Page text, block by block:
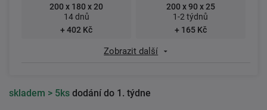
200 x 180 x 20
14 dnů
+ 402 Kč
200 x 90 x 25
1-2 týdnů
+ 165 Kč
Zobrazit další
skladem > 5ks dodání do 1. týdne